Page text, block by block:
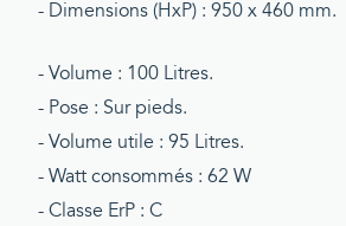
- Dimensions (HxP) : 950 x 460 mm.
- Volume : 100 Litres.
- Pose : Sur pieds.
- Volume utile : 95 Litres.
- Watt consommés : 62 W
- Classe ErP : C